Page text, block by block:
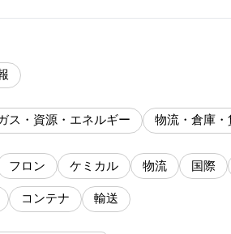
ス・資源・エネルギー 物流・倉庫・
フロン ケミカル 物流 国際
コンテナ 輸送